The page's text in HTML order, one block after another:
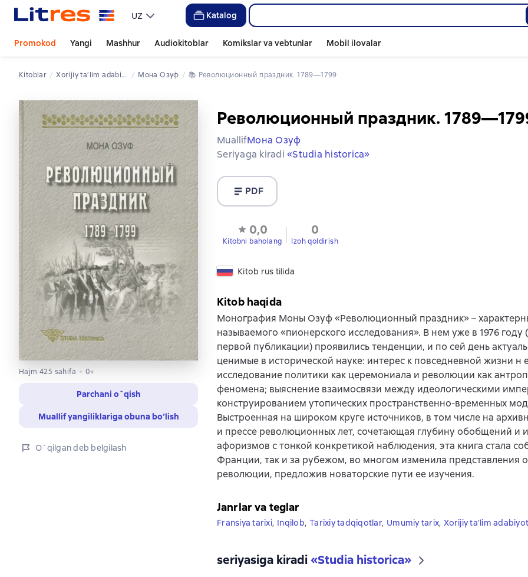
UZ Katalog
Promokod Yangi Mashhur Audiokitoblar Komikslar va vebtunlar Mobil ilovalar
Kitoblar xorijiy ta’lim adabiyoti Мона Озуф 📚 Революционный праздник. 1789—1799
Hajm 425 sahifa 0+
Parchani o`qish
Muallif yangiliklariga obuna bo‘lish
O`qilgan deb belgilash
Революционный праздник.
MuallifМона Озуф
Seriyaga kiradi «Studia historica»
PDF
0,0
Kitobni baholang
0
Izoh qoldirish
Kitob rus tilida
Kitob haqida
Монография Моны Озуф «Революционный праздник» –
называемого «пионерского исследования». В нем уже в 1976 году
первой публикации) проявились тенденции, и по сей день
ценимые в исторической науке: интерес к повседневной жизни н
исследование политики как церемониала и революции как
феномена; выяснение взаимосвязи между идеологическими
конструированием утопических пространственно-временных
Выстроенная на широком круге источников, в том числе на
и прессе революционных лет, сочетающая глубину обобщений и
афоризмов с тонкой конкретикой наблюдения, эта книга стала
Франции, так и за рубежом, во многом изменила представления
революции, предложив новаторские пути ее изучения.
Janrlar va teglar
Fransiya tarixi, Inqilob, Tarixiy tadqiqotlar, Umumiy tarix, Xorijiy ta’lim
seriyasiga kiradi«Studia historica»